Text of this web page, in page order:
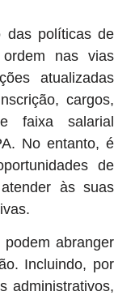
das políticas de
nas vias
atualizadas
cargos,
faixa salarial
No entanto, é
de
às suas
abranger
Incluindo, por
administrativos,